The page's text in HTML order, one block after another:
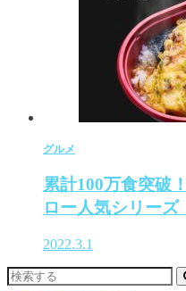
グルメ
累計100万食突破
ロー人気シリー
2022.3.1